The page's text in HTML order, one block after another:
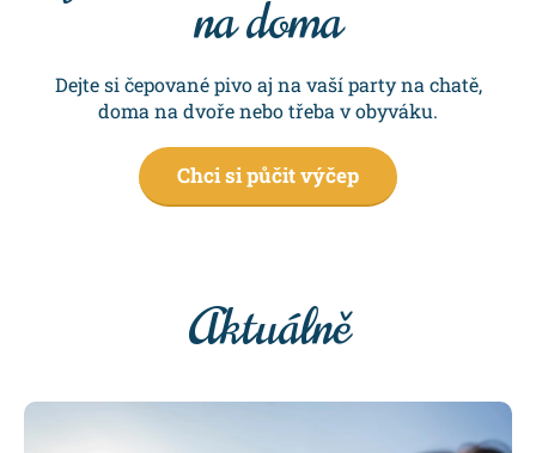
v
p
i
s
u
na doma
Dejte si čepované pivo aj na vaší party na chatě,
doma na dvoře nebo třeba v obyváku.
Chci si půčit výčep